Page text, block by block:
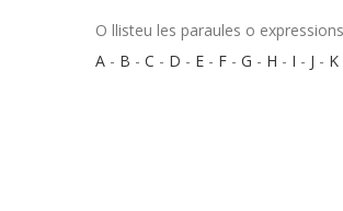
O llisteu les paraules o
A - B - C - D - E - F - G - H - I - J - K